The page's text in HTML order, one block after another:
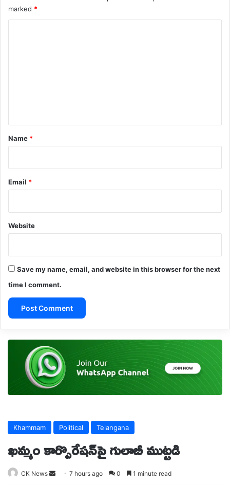
marked *
*
Name *
Email *
Website
Save my name, email, and website in this browser for the next
time I comment.